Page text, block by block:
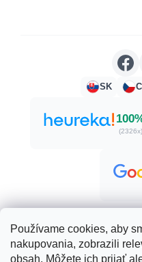
Používame cookies, aby
nakupovania, zobrazili
obsah. Môžete ich prijať
SK
(2326x)